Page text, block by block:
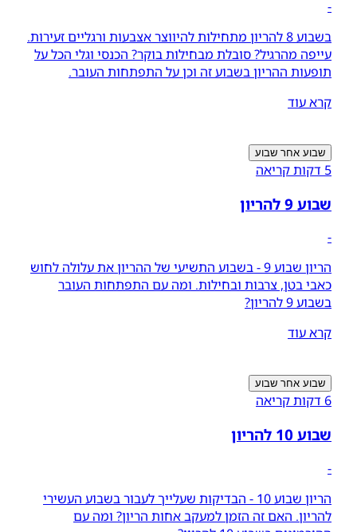
-
בשבוע 8 להריון מתחילות להיווצר אצבעות ורגליים זעירות.
עייפה מהרגיל? סובלת מבחילות בוקר? הכנסי וגלי הכל על
תופעות ההריון בשבוע זה וכן על התפתחות העובר.
קרא עוד
שבוע אחר שבוע
5 דקות קריאה
שבוע 9 להריון
-
הריון שבוע 9 - בשבוע התשיעי של ההריון את עלולה לחוש
כאבי בטן, צרבות ובחילות. ומה עם התפתחות העובר
בשבוע 9 להריון?
קרא עוד
שבוע אחר שבוע
6 דקות קריאה
שבוע 10 להריון
-
הריון שבוע 10 - הבדיקות שעלייך לעבור בשבוע העשירי
להריון. האם זה הזמן למעקב אחות הריון? ומה עם